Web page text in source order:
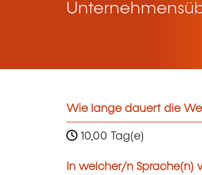
Wie lange dauert die
10,00 Tag(e)
In welcher/n Sprache(n)